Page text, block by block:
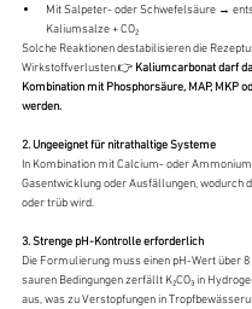
Mit Salpeter- oder Schwefelsäure →
Kaliumsalze + CO₂
Solche Reaktionen destabilisieren die
Wirkstoffverlusten.👉 Kaliumcarbonat darf
Kombination mit Phosphorsäure, MAP, MKP
werden.
2. Ungeeignet für nitrathaltige Systeme
In Kombination mit Calcium- oder
Gasentwicklung oder Ausfällungen, wodurch
oder trüb wird.
3. Strenge pH-Kontrolle erforderlich
Die Formulierung muss einen pH-Wert über
sauren Bedingungen zerfällt K₂CO₃ in
aus, was zu Verstopfungen in